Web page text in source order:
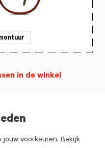
jouw voorkeuren. Bekijk
in de winkel